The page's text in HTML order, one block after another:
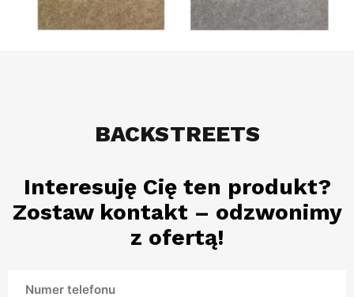
BACKSTREETS
Interesuję Cię ten produkt?
Zostaw kontakt – odzwonimy
z ofertą!